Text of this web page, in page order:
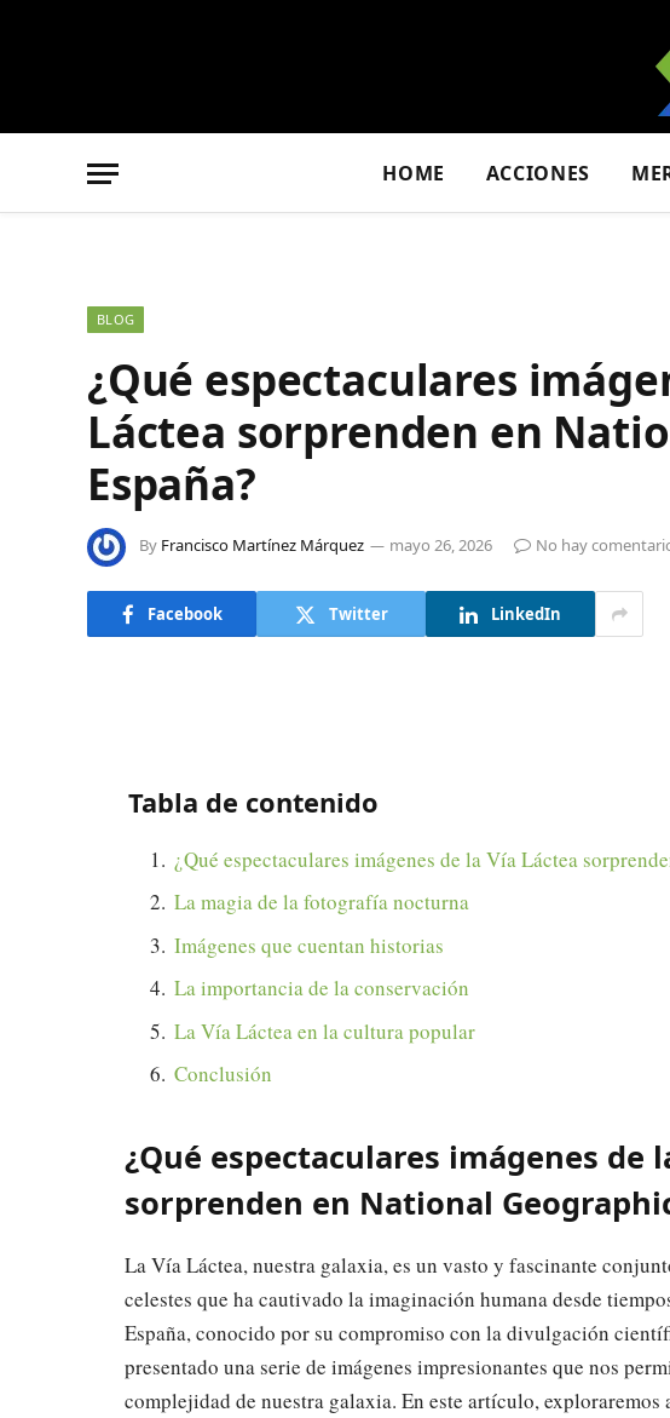
HOME ACCIONES
BLOG
¿Qué espectaculares
Láctea sorprenden en
España?
By Francisco Martínez Márquez mayo 26, 2026 No hay
Facebook Twitter LinkedIn
Tabla de contenido
¿Qué espectaculares imágenes de la Vía Láctea
La magia de la fotografía nocturna
Imágenes que cuentan historias
La importancia de la conservación
La Vía Láctea en la cultura popular
Conclusión
¿Qué espectaculares imágenes de
sorprenden en National
La Vía Láctea, nuestra galaxia, es un vasto y fascinante
celestes que ha cautivado la imaginación humana desde
España, conocido por su compromiso con la divulgación
presentado una serie de imágenes impresionantes que nos
complejidad de nuestra galaxia. En este artículo, exploraremos